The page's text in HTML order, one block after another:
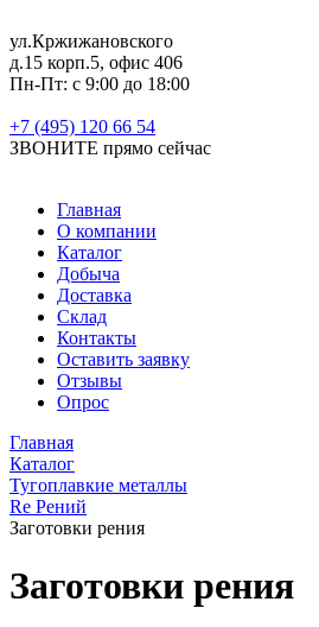
ул.Кржижановского
д.15 корп.5, офис 406
Пн-Пт: с 9:00 до 18:00
+7 (495) 120 66 54
ЗВОНИТЕ прямо сейчас
Главная
О компании
Каталог
Добыча
Доставка
Склад
Контакты
Оставить заявку
Отзывы
Опрос
Главная
Каталог
Тугоплавкие металлы
Re Рений
Заготовки рения
Заготовки рения